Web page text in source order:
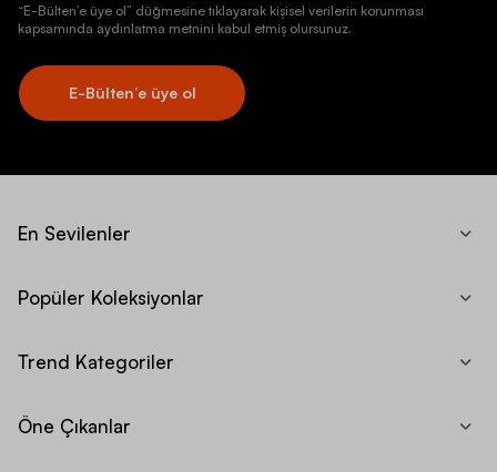
“E-Bülten’e üye ol” düğmesine tıklayarak kişisel verilerin korunması
kapsamında aydınlatma metnini kabul etmiş olursunuz.
E-Bülten’e üye ol
En Sevilenler
Popüler Koleksiyonlar
Trend Kategoriler
Öne Çıkanlar